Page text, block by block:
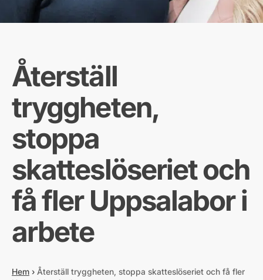
Återställ
tryggheten,
stoppa
skatteslöseriet och
få fler Uppsalabor i
arbete
Hem › Återställ tryggheten, stoppa skatteslöseriet och få fler